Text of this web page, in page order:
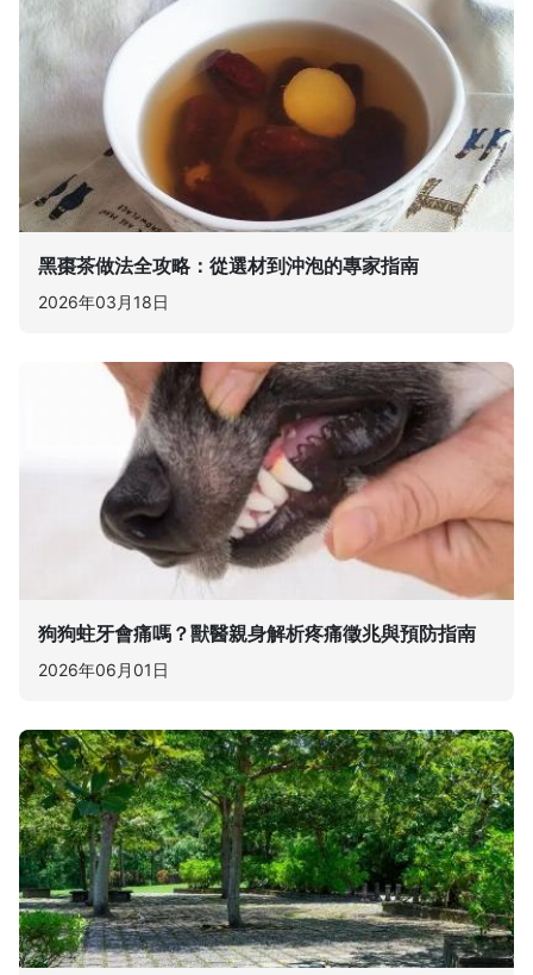
黑棗茶做法全攻略：從選材到沖泡的專家指南
2026年03月18日
狗狗蛀牙會痛嗎？獸醫親身解析疼痛徵兆與預防指南
2026年06月01日